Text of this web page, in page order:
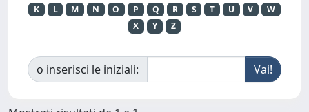
K
L M N O P Q R S T U V
W
X
Y Z
o inserisci le iniziali: